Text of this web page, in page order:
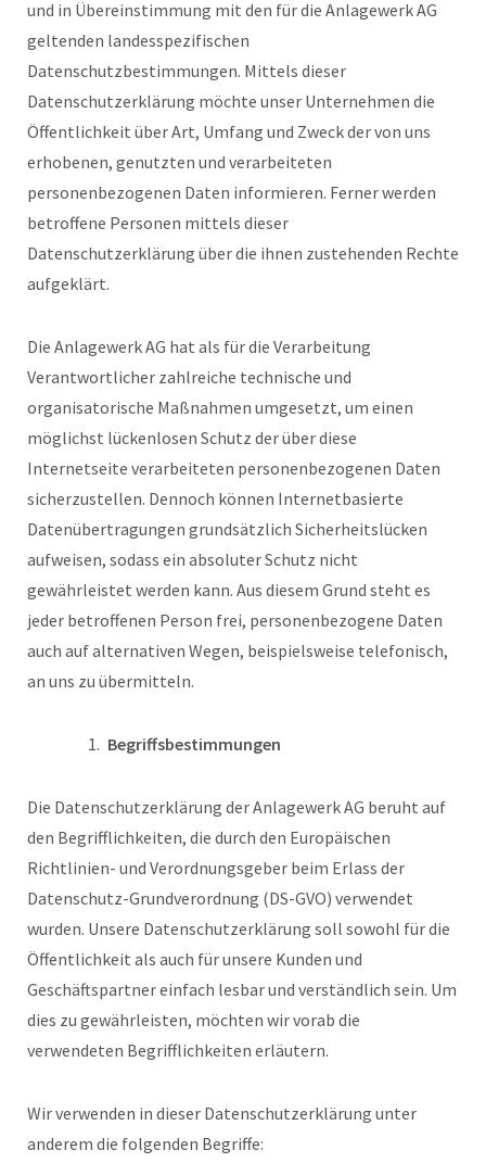
und in Übereinstimmung mit den für die Anlagewerk AG
geltenden landesspezifischen
Datenschutzbestimmungen. Mittels dieser
Datenschutzerklärung möchte unser Unternehmen die
Öffentlichkeit über Art, Umfang und Zweck der von uns
erhobenen, genutzten und verarbeiteten
personenbezogenen Daten informieren. Ferner werden
betroffene Personen mittels dieser
Datenschutzerklärung über die ihnen zustehenden Rechte
aufgeklärt.
Die Anlagewerk AG hat als für die Verarbeitung
Verantwortlicher zahlreiche technische und
organisatorische Maßnahmen umgesetzt, um einen
möglichst lückenlosen Schutz der über diese
Internetseite verarbeiteten personenbezogenen Daten
sicherzustellen. Dennoch können Internetbasierte
Datenübertragungen grundsätzlich Sicherheitslücken
aufweisen, sodass ein absoluter Schutz nicht
gewährleistet werden kann. Aus diesem Grund steht es
jeder betroffenen Person frei, personenbezogene Daten
auch auf alternativen Wegen, beispielsweise telefonisch,
an uns zu übermitteln.
Begriffsbestimmungen
Die Datenschutzerklärung der Anlagewerk AG beruht auf
den Begrifflichkeiten, die durch den Europäischen
Richtlinien- und Verordnungsgeber beim Erlass der
Datenschutz-Grundverordnung (DS-GVO) verwendet
wurden. Unsere Datenschutzerklärung soll sowohl für die
Öffentlichkeit als auch für unsere Kunden und
Geschäftspartner einfach lesbar und verständlich sein. Um
dies zu gewährleisten, möchten wir vorab die
verwendeten Begrifflichkeiten erläutern.
Wir verwenden in dieser Datenschutzerklärung unter
anderem die folgenden Begriffe: